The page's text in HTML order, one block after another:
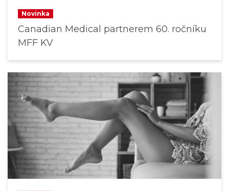
Novinka
Canadian Medical partnerem 60. ročníku
MFF KV